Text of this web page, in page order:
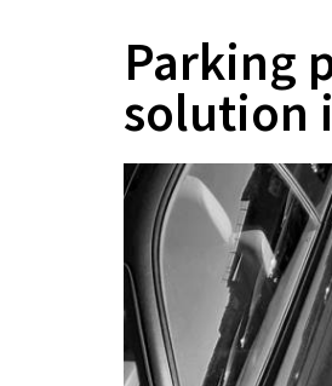
Parking
solution